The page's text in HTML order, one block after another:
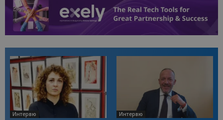
Интервю Интервю